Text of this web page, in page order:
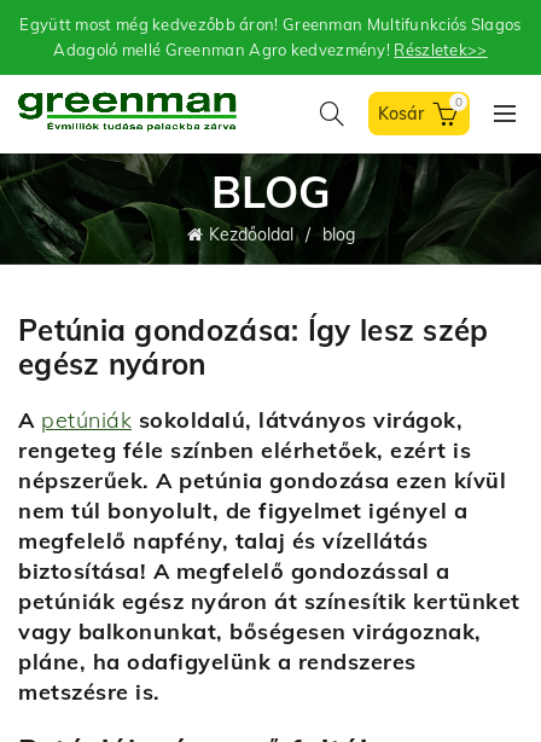
Együtt most még kedvezőbb áron! Greenman Multifunkciós Slagos
Adagoló mellé Greenman Agro kedvezmény! Részletek>>
0
BLOG
Kezdőoldal blog
Petúnia gondozása: Így lesz szép
egész nyáron
A petúniák sokoldalú, látványos virágok,
rengeteg féle színben elérhetőek, ezért is
népszerűek. A petúnia gondozása ezen kívül
nem túl bonyolult, de figyelmet igényel a
megfelelő napfény, talaj és vízellátás
biztosítása! A megfelelő gondozással a
petúniák egész nyáron át színesítik kertünket
vagy balkonunkat, bőségesen virágoznak,
pláne, ha odafigyelünk a rendszeres
metszésre is.